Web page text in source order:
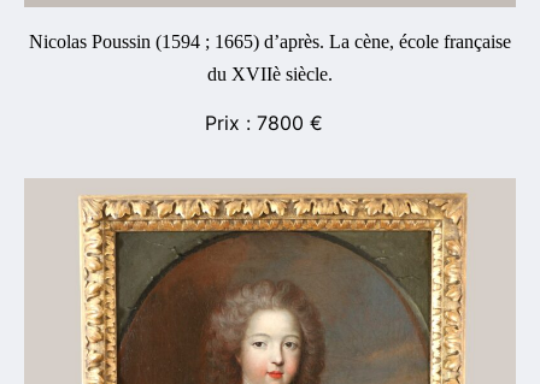
Nicolas Poussin (1594 ; 1665) d’après. La cène, école française
du XVIIè siècle.
7800 €